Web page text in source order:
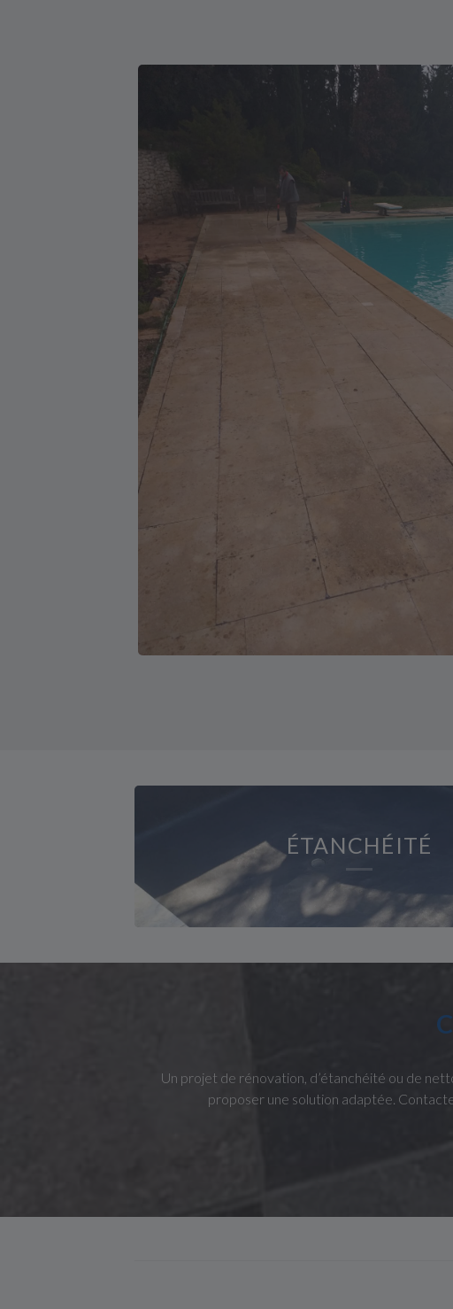
ÉTANCHÉITÉ
Un projet de rénovation, d’étanchéité ou de
proposer une solution adaptée.